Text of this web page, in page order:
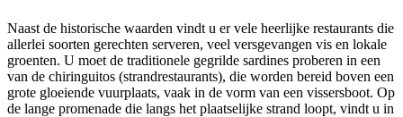
Naast de historische waarden vindt u er vele heerlijke restaurants die
allerlei soorten gerechten serveren, veel versgevangen vis en lokale
groenten. U moet de traditionele gegrilde sardines proberen in een
van de chiringuitos (strandrestaurants), die worden bereid boven een
grote gloeiende vuurplaats, vaak in de vorm van een vissersboot. Op
de lange promenade die langs het plaatselijke strand loopt, vindt u in